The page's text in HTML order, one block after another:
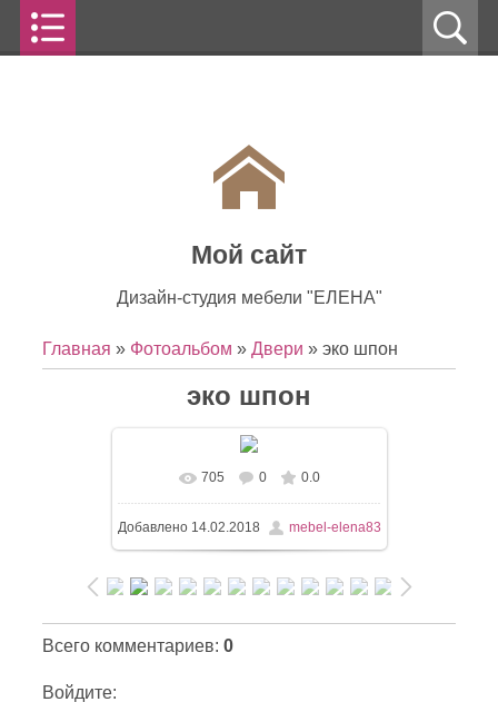
Мой сайт
Дизайн-студия мебели "ЕЛЕНА"
Главная » Фотоальбом » Двери » эко шпон
эко шпон
705 0 0.0
Добавлено14.02.2018 mebel-elena83
Всего комментариев: 0
Войдите: